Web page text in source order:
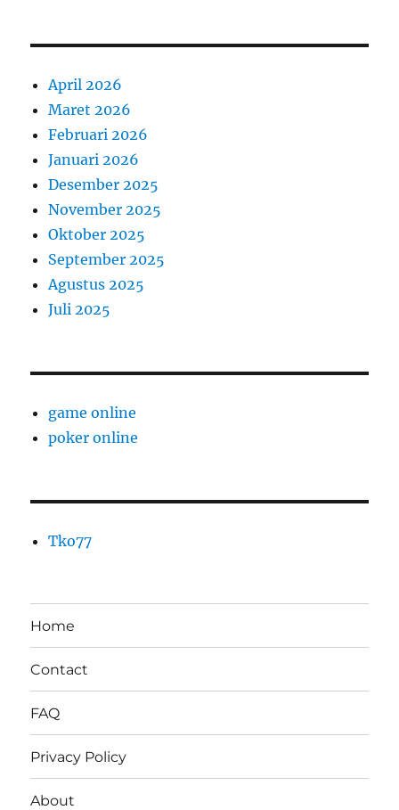
April 2026
Maret 2026
Februari 2026
Januari 2026
Desember 2025
November 2025
Oktober 2025
September 2025
Agustus 2025
Juli 2025
game online
poker online
Tko77
Home
Contact
FAQ
Privacy Policy
About